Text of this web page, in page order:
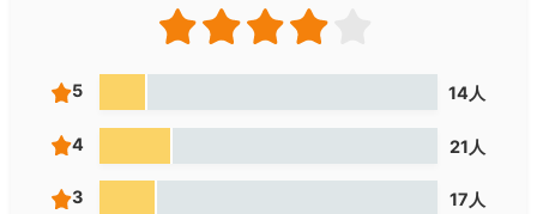
5 14人
4 21人
3 17人